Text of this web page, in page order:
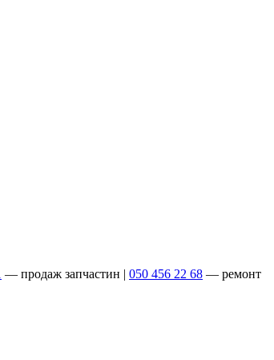
— продаж запчастин | 050 456 22 68 — ремонт